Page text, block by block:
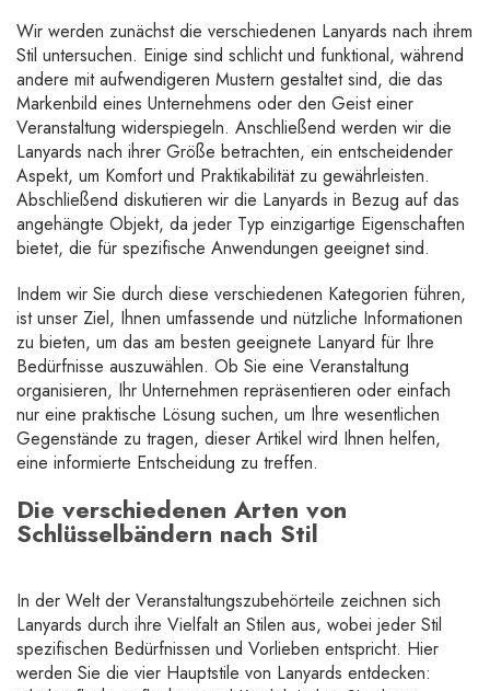
Wir werden zunächst die verschiedenen Lanyards nach ihrem
Stil untersuchen. Einige sind schlicht und funktional, während
andere mit aufwendigeren Mustern gestaltet sind, die das
Markenbild eines Unternehmens oder den Geist einer
Veranstaltung widerspiegeln. Anschließend werden wir die
Lanyards nach ihrer Größe betrachten, ein entscheidender
Aspekt, um Komfort und Praktikabilität zu gewährleisten.
Abschließend diskutieren wir die Lanyards in Bezug auf das
angehängte Objekt, da jeder Typ einzigartige Eigenschaften
bietet, die für spezifische Anwendungen geeignet sind.
Indem wir Sie durch diese verschiedenen Kategorien führen,
ist unser Ziel, Ihnen umfassende und nützliche Informationen
zu bieten, um das am besten geeignete Lanyard für Ihre
Bedürfnisse auszuwählen. Ob Sie eine Veranstaltung
organisieren, Ihr Unternehmen repräsentieren oder einfach
nur eine praktische Lösung suchen, um Ihre wesentlichen
Gegenstände zu tragen, dieser Artikel wird Ihnen helfen,
eine informierte Entscheidung zu treffen.
Die verschiedenen Arten von
Schlüsselbändern nach Stil
In der Welt der Veranstaltungszubehörteile zeichnen sich
Lanyards durch ihre Vielfalt an Stilen aus, wobei jeder Stil
spezifischen Bedürfnissen und Vorlieben entspricht. Hier
werden Sie die vier Hauptstile von Lanyards entdecken: